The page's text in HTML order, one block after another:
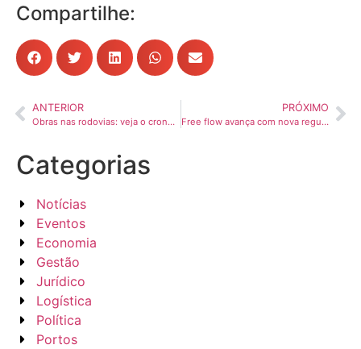
Compartilhe:
ANTERIOR
Obras nas rodovias: veja o cronograma para semana do feriado em Araraquara e região
PRÓXIMO
Free flow avança com nova regulamentação da Senatran
Categorias
Notícias
Eventos
Economia
Gestão
Jurídico
Logística
Política
Portos